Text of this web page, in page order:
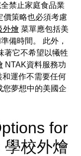
禁止家庭食品業
價策略也必須考慮
外燴 菜單應包括美
備時間。 此外，
著它不希望以犧牲
NTAK資料服務功
運作不需要任何
夢想中的美國企
for
校外燴